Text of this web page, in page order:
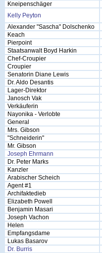
Kneipenschäger
Kelly Peyton
Alexander "Sascha" Dolschenko
Keach
Pierpoint
Staatsanwalt Boyd Harkin
Chef-Croupier
Croupier
Senatorin Diane Lewis
Dr. Aldo Desantis
Lager-Direktor
Janosch Vak
Verkäuferin
Nayonika - Verlobte
General
Mrs. Gibson
"Schneiderin"
Mr. Gibson
Joseph Ehrmann
Dr. Peter Marks
Kanzler
Arabischer Scheich
Agent #1
Archifaktedieb
Elizabeth Powell
Benjamin Masari
Joseph Vachon
Helen
Empfangsdame
Lukas Basarov
Dr. Burris